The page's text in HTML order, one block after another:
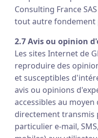
Consulting France
tout autre fondement
2.7 Avis ou opinion
Les sites Internet de
reproduire des
et susceptibles
avis ou opinions
accessibles au
directement transmis
particulier e-mail,